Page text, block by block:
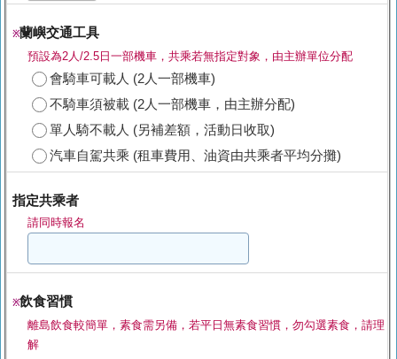
※蘭嶼交通工具
預設為2人/2.5日一部機車，共乘若無指定對象，由主辦單位分配
會騎車可載人 (2人一部機車)
不騎車須被載 (2人一部機車，由主辦分配)
單人騎不載人 (另補差額，活動日收取)
汽車自駕共乘 (租車費用、油資由共乘者平均分攤)
指定共乘者
請同時報名
※飲食習慣
離島飲食較簡單，素食需另備，若平日無素食習慣，勿勾選素食，請理
解